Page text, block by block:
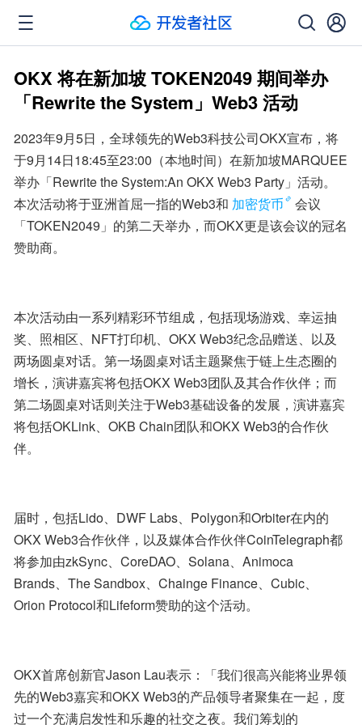
OKX 将在新加坡 TOKEN2049 期间举办
「Rewrite the System」Web3 活动
2023年9月5日，全球领先的Web3科技公司OKX宣布，将
于9月14日18:45至23:00（本地时间）在新加坡MARQUEE
举办「Rewrite the System:An OKX Web3 Party」活动。
本次活动将于亚洲首屈一指的Web3和 加密货币
会议
「TOKEN2049」的第二天举办，而OKX更是该会议的冠名
赞助商。
本次活动由一系列精彩环节组成，包括现场游戏、幸运抽
奖、照相区、NFT打印机、OKX Web3纪念品赠送、以及
两场圆桌对话。第一场圆桌对话主题聚焦于链上生态圈的
增长，演讲嘉宾将包括OKX Web3团队及其合作伙伴；而
第二场圆桌对话则关注于Web3基础设备的发展，演讲嘉宾
将包括OKLink、OKB Chain团队和OKX Web3的合作伙
伴。
届时，包括Lido、DWF Labs、Polygon和Orbiter在内的
OKX Web3合作伙伴，以及媒体合作伙伴CoinTelegraph都
将参加由zkSync、CoreDAO、Solana、Animoca
Brands、The Sandbox、Chainge Finance、Cubic、
Orion Protocol和Lifeform赞助的这个活动。
OKX首席创新官Jason Lau表示：「我们很高兴能将业界领
先的Web3嘉宾和OKX Web3的产品领导者聚集在一起，度
过一个充满启发性和乐趣的社交之夜。我们筹划的